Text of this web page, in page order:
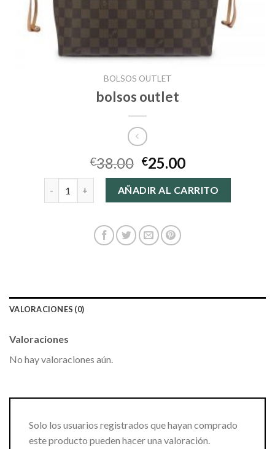
BOLSOS OUTLET
bolsos outlet
€38.00 €25.00
bolsos outlet cantidadAÑADIR AL CARRITO
VALORACIONES (0)
Valoraciones
No hay valoraciones aún.
Solo los usuarios registrados que hayan comprado
este producto pueden hacer una valoración.